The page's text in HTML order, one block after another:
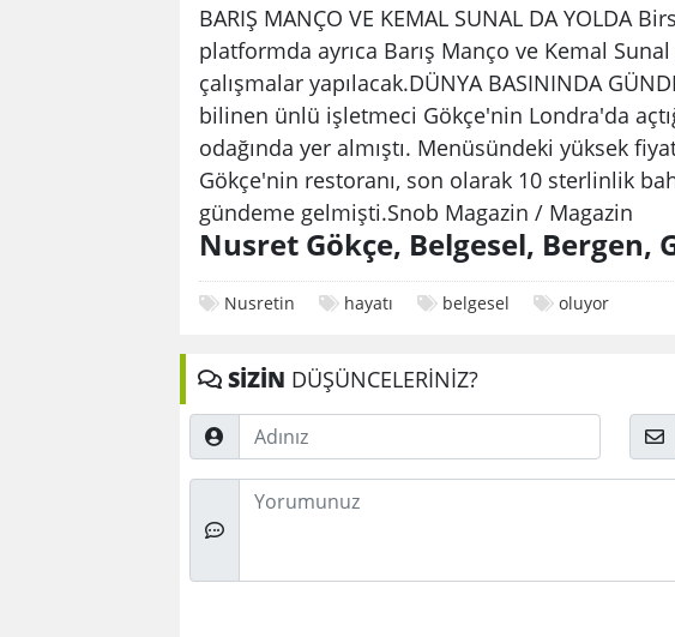
BARIŞ MANÇO VE KEMAL SUNAL DA YOLDA
platformda ayrıca Barış Manço ve Kemal
çalışmalar yapılacak.DÜNYA BASININDA
bilinen ünlü işletmeci Gökçe'nin Londra'da
odağında yer almıştı. Menüsündeki yüksek
Gökçe'nin restoranı, son olarak 10 sterlinlik
gündeme gelmişti.Snob Magazin / Magazin
Nusret Gökçe, Belgesel, Bergen,
Nusretin hayatı belgesel oluyor
SİZİN DÜŞÜNCELERİNİZ?
Adınız
Düşünceleriniz